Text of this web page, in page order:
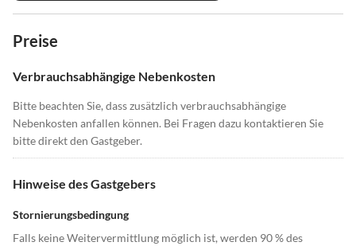
Preise
Verbrauchsabhängige Nebenkosten
Bitte beachten Sie, dass zusätzlich verbrauchsabhängige
Nebenkosten anfallen können. Bei Fragen dazu kontaktieren Sie
bitte direkt den Gastgeber.
Hinweise des Gastgebers
Stornierungsbedingung
Falls keine Weitervermittlung möglich ist, werden 90 % des